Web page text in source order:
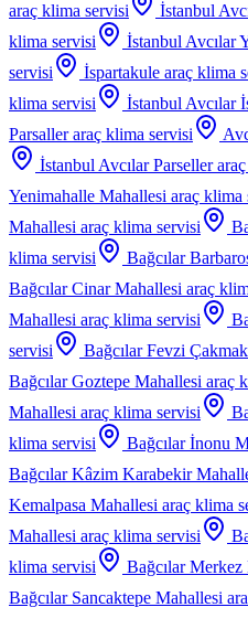
araç klima servisi
İstanbul
klima servisi
İstanbul Avcılar
servisi
İspartakule araç klima
klima servisi
İstanbul Avcılar
Parsaller araç klima servisi
İstanbul Avcılar Parseller
Yenimahalle Mahallesi araç klima
Mahallesi araç klima servisi
klima servisi
Bağcılar
Bağcılar Cinar Mahallesi araç
Mahallesi araç klima servisi
servisi
Bağcılar Fevzi
Bağcılar Goztepe Mahallesi araç
Mahallesi araç klima servisi
klima servisi
Bağcılar İnonu
Bağcılar Kâzim Karabekir
Kemalpasa Mahallesi araç klima
Mahallesi araç klima servisi
klima servisi
Bağcılar Merkez
Bağcılar Sancaktepe Mahallesi